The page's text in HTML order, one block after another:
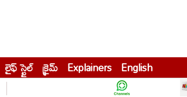
లైఫ్ స్టైల్ క్రైమ్ Explainers English